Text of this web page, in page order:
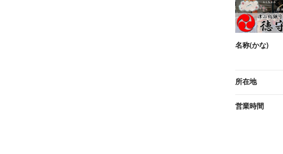
名称(かな)
所在地
営業時間